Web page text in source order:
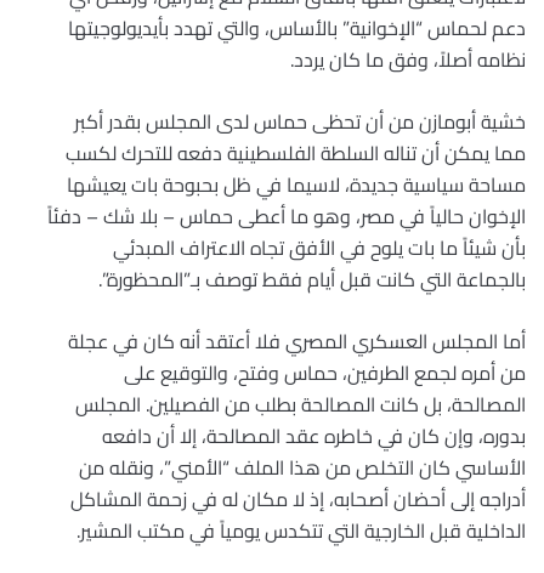
دعم لحماس “الإخوانية” بالأساس، والتي تهدد بأيديولوجيتها
نظامه أصلاً، وفق ما كان يردد.
خشية أبومازن من أن تحظى حماس لدى المجلس بقدر أكبر
مما يمكن أن تناله السلطة الفلسطينية دفعه للتحرك لكسب
مساحة سياسية جديدة، لاسيما في ظل بحبوحة بات يعيشها
الإخوان حالياً في مصر، وهو ما أعطى حماس – بلا شك – دفئاً
بأن شيئاً ما بات يلوح في الأفق تجاه الاعتراف المبدئي
بالجماعة التي كانت قبل أيام فقط توصف بـ”المحظورة”.
أما المجلس العسكري المصري فلا أعتقد أنه كان في عجلة
من أمره لجمع الطرفين، حماس وفتح، والتوقيع على
المصالحة، بل كانت المصالحة بطلب من الفصيلين. المجلس
بدوره، وإن كان في خاطره عقد المصالحة، إلا أن دافعه
الأساسي كان التخلص من هذا الملف “الأمني”، ونقله من
أدراجه إلى أحضان أصحابه، إذ لا مكان له في زحمة المشاكل
الداخلية قبل الخارجية التي تتكدس يومياً في مكتب المشير.